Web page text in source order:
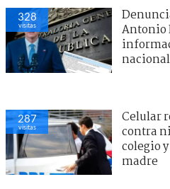
328
visitas
Antonio
nacional
287
visitas
Celular
contra
colegio
madre